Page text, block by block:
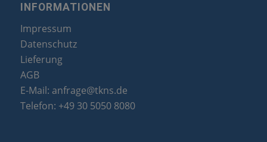
INFORMATIONEN
Impressum
Datenschutz
Lieferung
AGB
E-Mail: anfrage@tkns.de
Telefon: +49 30 5050 8080